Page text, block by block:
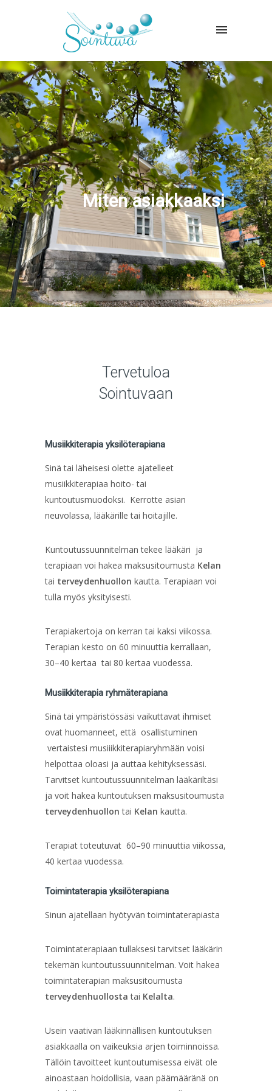
Miten asiakkaaksi
Tervetuloa
Sointuvaan
Musiikkiterapia yksilöterapiana
Sinä tai läheisesi olette ajatelleet
musiikkiterapiaa hoito- tai
kuntoutusmuodoksi. Kerrotte asian
neuvolassa, lääkärille tai hoitajille.
Kuntoutussuunnitelman tekee lääkäri ja
terapiaan voi hakea maksusitoumusta Kelan
tai terveydenhuollon kautta. Terapiaan voi
tulla myös yksityisesti.
Terapiakertoja on kerran tai kaksi viikossa.
Terapian kesto on 60 minuuttia kerrallaan,
30–40 kertaa tai 80 kertaa vuodessa.
Musiikkiterapia ryhmäterapiana
Sinä tai ympäristössäsi vaikuttavat ihmiset
ovat huomanneet, että osallistuminen
vertaistesi musiiikkiterapiaryhmään voisi
helpottaa oloasi ja auttaa kehityksessäsi.
Tarvitset kuntoutussuunnitelman lääkäriltäsi
ja voit hakea kuntoutuksen maksusitoumusta
terveydenhuollon tai Kelan kautta.
Terapiat toteutuvat 60–90 minuuttia viikossa,
40 kertaa vuodessa.
Toimintaterapia yksilöterapiana
Sinun ajatellaan hyötyvän toimintaterapiasta
Toimintaterapiaan tullaksesi tarvitset lääkärin
tekemän kuntoutussuunnitelman. Voit hakea
toimintaterapian maksusitoumusta
terveydenhuollosta tai Kelalta.
Usein vaativan lääkinnällisen kuntoutuksen
asiakkaalla on vaikeuksia arjen toiminnoissa.
Tällöin tavoitteet kuntoutumisessa eivät ole
ainoastaan hoidollisia, vaan päämääränä on